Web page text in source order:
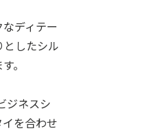
ディテー
したシル
。
ジネスシ
を合わせ